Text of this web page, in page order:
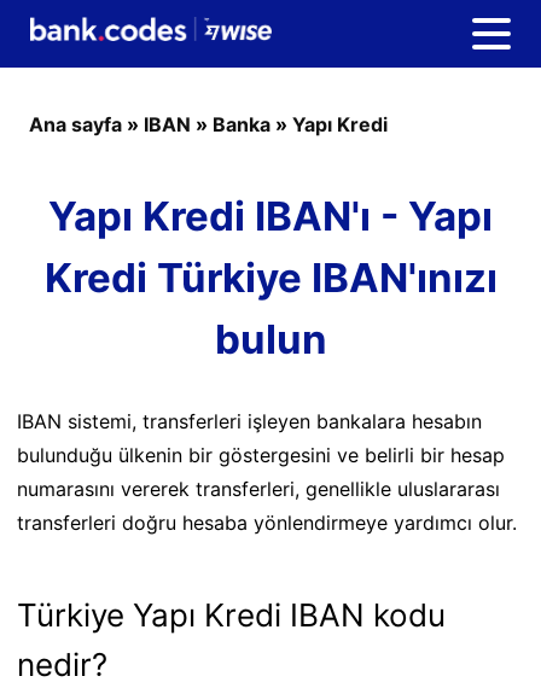
Ana sayfa » IBAN » Banka » Yapı Kredi
Yapı Kredi IBAN'ı - Yapı
Kredi Türkiye IBAN'ınızı
bulun
IBAN sistemi, transferleri işleyen bankalara hesabın
bulunduğu ülkenin bir göstergesini ve belirli bir hesap
numarasını vererek transferleri, genellikle uluslararası
transferleri doğru hesaba yönlendirmeye yardımcı olur.
Türkiye Yapı Kredi IBAN kodu
nedir?